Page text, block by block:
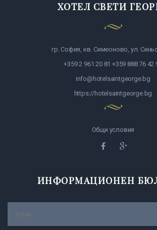
ХОТЕЛ СВЕТИ
гр. София, кв. Симеоново, ул.
+359 2 961 20 81 +359 888 76 42
info@hotelsaintgeorge.bg
https://hotelsaintgeorge.bg
Общи условия
ИНФОРМАЦИОНЕН